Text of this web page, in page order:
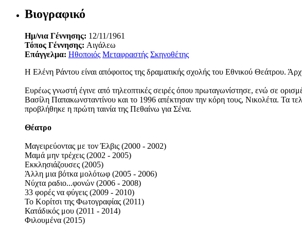
Βιογραφικό
Ημ/νια Γέννησης: 12/11/1961
Τόπος Γέννησης: Αιγάλεω
Επάγγελμα: Ηθοποιός Μεταφραστής Σκηνοθέτης
Η Ελένη Ράντου είναι απόφοιτος της δραματικής σχολής του Εθνικού Θεάτρου.
Ευρέως γνωστή έγινε από τηλεοπτικές σειρές όπου πρωταγωνίστησε, ενώ σε
Βασίλη Παπακωνσταντίνου και το 1996 απέκτησαν την κόρη τους, Νικολέτα. Τα
προβλήθηκε η πρώτη ταινία της Πεθαίνω για Σένα.
Θέατρο
Μαγειρεύοντας με τον Έλβις (2000 - 2002)
Μαμά μην τρέχεις (2002 - 2005)
Εκκλησιάζουσες (2005)
Άλλη μια βότκα μολότωφ (2005 - 2006)
Νύχτα ραδιο...φονών (2006 - 2008)
33 φορές να φύγεις (2009 - 2010)
Το Κορίτσι της Φωτογραφίας (2011)
Κατάδικός μου (2011 - 2014)
Φιλουμένα (2015)